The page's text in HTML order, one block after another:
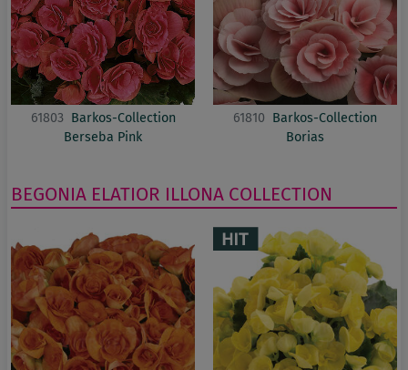
61803 Barkos-Collection
Berseba Pink
61810 Barkos-Collection
Borias
BEGONIA ELATIOR ILLONA COLLECTION